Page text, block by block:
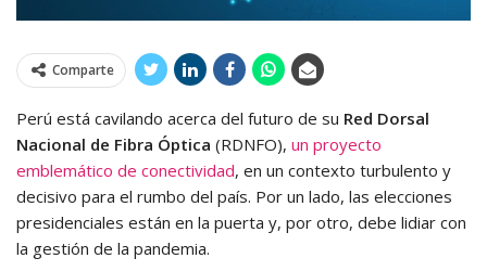
Comparte
Perú está cavilando acerca del futuro de su Red Dorsal
Nacional de Fibra Óptica (RDNFO), un proyecto
emblemático de conectividad, en un contexto turbulento y
decisivo para el rumbo del país. Por un lado, las elecciones
presidenciales están en la puerta y, por otro, debe lidiar con
la gestión de la pandemia.